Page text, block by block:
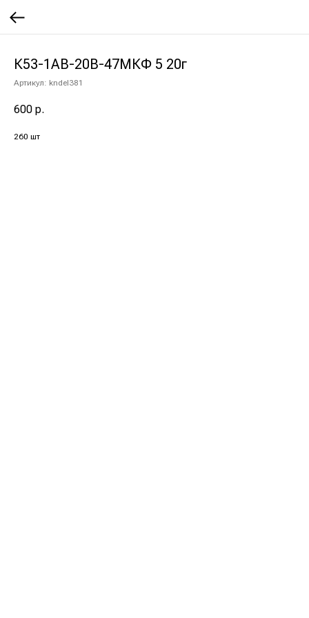
К53-1АВ-20В-47МКФ 5 20г
Артикул: kndel381
600 р.
260 шт